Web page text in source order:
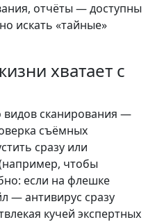
отчёты — доступны
искать «тайные»
хватает с
видов сканирования —
съёмных
сразу или
чтобы
если на флешке
— антивирус сразу
кучей экспертных